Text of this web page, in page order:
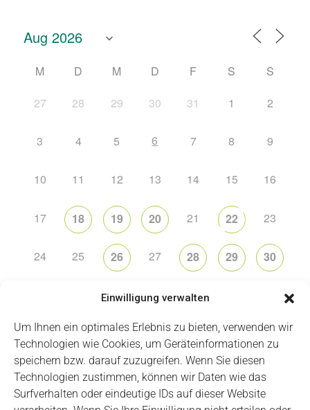
Einwilligung verwalten
Um Ihnen ein optimales Erlebnis zu bieten, verwenden wir
Technologien wie Cookies, um Geräteinformationen zu
speichern bzw. darauf zuzugreifen. Wenn Sie diesen
Technologien zustimmen, können wir Daten wie das
Surfverhalten oder eindeutige IDs auf dieser Website
M D M D F S
S
27
28 29 30 31 1 2
3 4 5 6 7 8 9
10 11 12 13 14 15 16
17 18 19 20 21 22 23
24 25 26 27 28 29 30
2 3 4
Impressum Datenschutz Login